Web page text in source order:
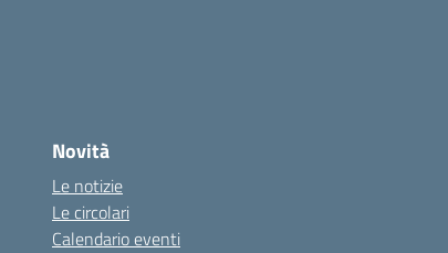
Novità
Le notizie
Le circolari
Calendario eventi